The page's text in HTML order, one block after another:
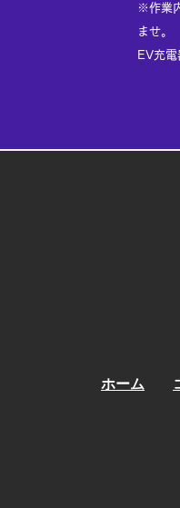
※作業
ませ。
EV充電
ホーム